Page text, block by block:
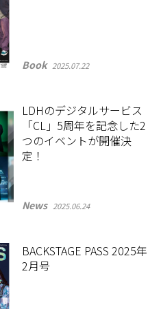
Book 2025.07.22
LDHのデジタルサービス
「CL」5周年を記念した2
つのイベントが開催決
定！
News 2025.06.24
BACKSTAGE PASS 2025年
2月号